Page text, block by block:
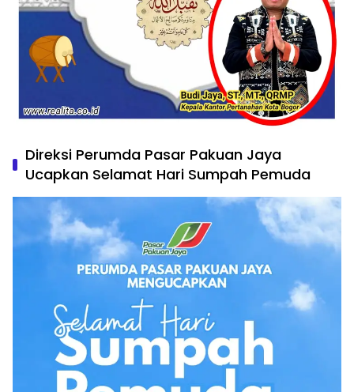
Direksi Perumda Pasar Pakuan Jaya
Ucapkan Selamat Hari Sumpah Pemuda